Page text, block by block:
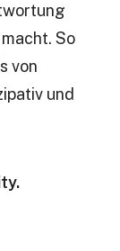
So
von
und